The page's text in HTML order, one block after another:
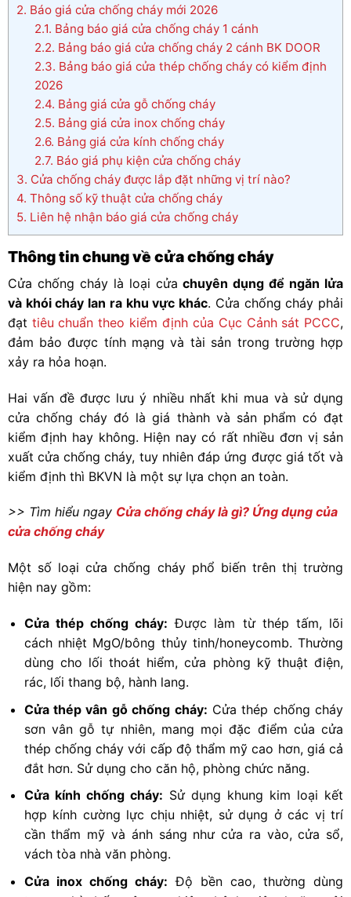
2. Báo giá cửa chống cháy mới 2026
2.1. Bảng báo giá cửa chống cháy 1 cánh
2.2. Bảng báo giá cửa chống cháy 2 cánh BK DOOR
2.3. Bảng báo giá cửa thép chống cháy có kiểm định
2026
2.4. Bảng giá cửa gỗ chống cháy
2.5. Bảng giá cửa inox chống cháy
2.6. Bảng giá cửa kính chống cháy
2.7. Báo giá phụ kiện cửa chống cháy
3. Cửa chống cháy được lắp đặt những vị trí nào?
4. Thông số kỹ thuật cửa chống cháy
5. Liên hệ nhận báo giá cửa chống cháy
Thông tin chung về cửa chống cháy
Cửa chống cháy là loại cửachuyên dụng để ngăn lửa
và khói cháy lan ra khu vực khác. Cửa chống cháy phải
đạt tiêu chuẩn theo kiểm định của Cục Cảnh sát PCCC,
đảm bảo được tính mạng và tài sản trong trường hợp
xảy ra hỏa hoạn.
Hai vấn đề được lưu ý nhiều nhất khi mua và sử dụng
cửa chống cháy đó là giá thành và sản phẩm có đạt
kiểm định hay không. Hiện nay có rất nhiều đơn vị sản
xuất cửa chống cháy, tuy nhiên đáp ứng được giá tốt và
kiểm định thì BKVN là một sự lựa chọn an toàn.
>> Tìm hiểu ngay Cửa chống cháy là gì? Ứng dụng của
cửa chống cháy
Một số loại cửa chống cháy phổ biến trên thị trường
hiện nay gồm:
Cửa thép chống cháy: Được làm từ thép tấm, lõi
cách nhiệt MgO/bông thủy tinh/honeycomb. Thường
dùng cho lối thoát hiểm, cửa phòng kỹ thuật điện,
rác, lối thang bộ, hành lang.
Cửa thép vân gỗ chống cháy: Cửa thép chống cháy
sơn vân gỗ tự nhiên, mang mọi đặc điểm của cửa
thép chống cháy với cấp độ thẩm mỹ cao hơn, giá cả
đắt hơn. Sử dụng cho căn hộ, phòng chức năng.
Cửa kính chống cháy: Sử dụng khung kim loại kết
hợp kính cường lực chịu nhiệt, sử dụng ở các vị trí
cần thẩm mỹ và ánh sáng như cửa ra vào, cửa sổ,
vách tòa nhà văn phòng.
Cửa inox chống cháy: Độ bền cao, thường dùng